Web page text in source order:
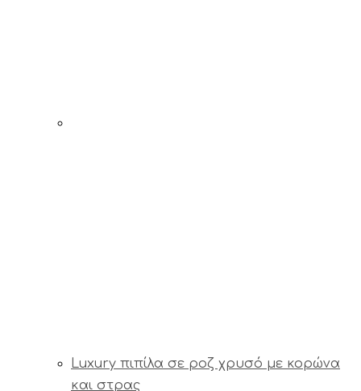
Luxury πιπίλα σε ροζ χρυσό με κορώνα
και στρας